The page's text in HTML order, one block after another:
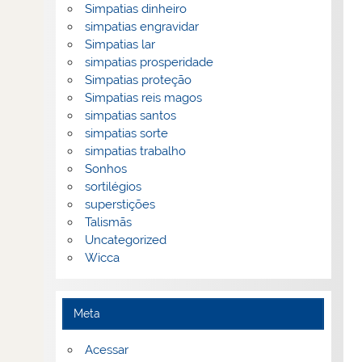
Simpatias dinheiro
simpatias engravidar
Simpatias lar
simpatias prosperidade
Simpatias proteção
Simpatias reis magos
simpatias santos
simpatias sorte
simpatias trabalho
Sonhos
sortilégios
superstições
Talismãs
Uncategorized
Wicca
Meta
Acessar